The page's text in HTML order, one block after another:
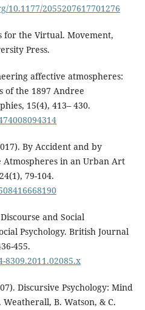
10.1177/2055207617701276
for the Virtual. Movement,
Press.
affective atmospheres:
of the 1897 Andree
15(4), 413– 430.
By Accident and by
Atmospheres in an Urban Art
79-104.
and Social
Psychology. British Journal
455.
8309.2011.02085.x
Discursive Psychology: Mind
B. Watson, & C.